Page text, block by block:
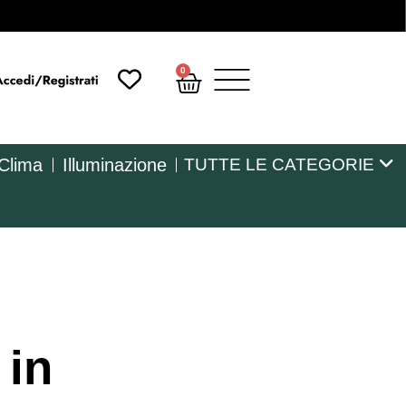
0
Illuminazione TUTTE LE CATEGORIE
in